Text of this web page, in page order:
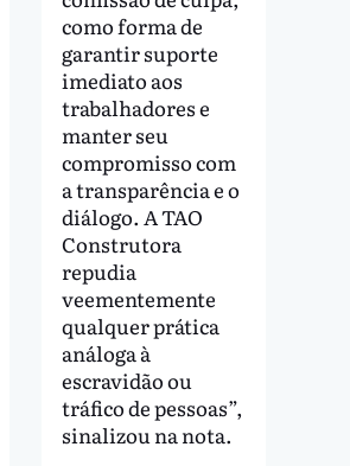
como forma de
garantir suporte
imediato aos
trabalhadores e
manter seu
compromisso com
a transparência e o
diálogo. A TAO
Construtora
repudia
veementemente
qualquer prática
análoga à
escravidão ou
tráfico de pessoas”,
sinalizou na nota.